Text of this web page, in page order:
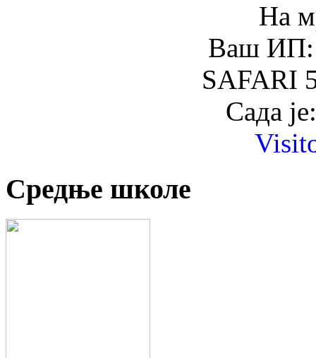
На
Ваш ИП:
SAFARI
Сада
Средње школе